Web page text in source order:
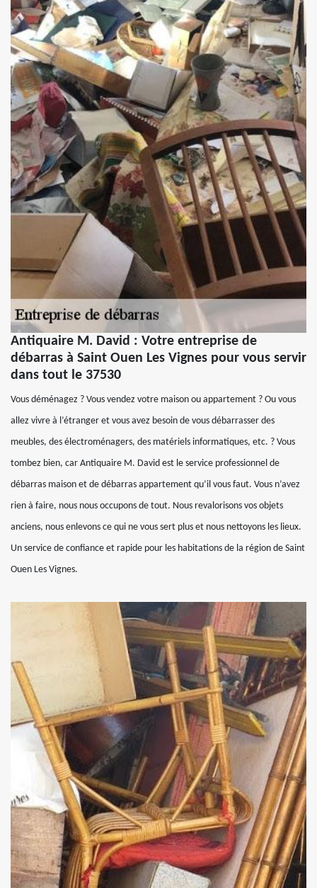
Antiquaire M. David : Votre entreprise de
débarras à Saint Ouen Les Vignes pour vous servir
dans tout le 37530
Vous déménagez ? Vous vendez votre maison ou appartement ? Ou vous
allez vivre à l’étranger et vous avez besoin de vous débarrasser des
meubles, des électroménagers, des matériels informatiques, etc. ? Vous
tombez bien, car Antiquaire M. David est le service professionnel de
débarras maison et de débarras appartement qu’il vous faut. Vous n’avez
rien à faire, nous nous occupons de tout. Nous revalorisons vos objets
anciens, nous enlevons ce qui ne vous sert plus et nous nettoyons les lieux.
Un service de confiance et rapide pour les habitations de la région de Saint
Ouen Les Vignes.